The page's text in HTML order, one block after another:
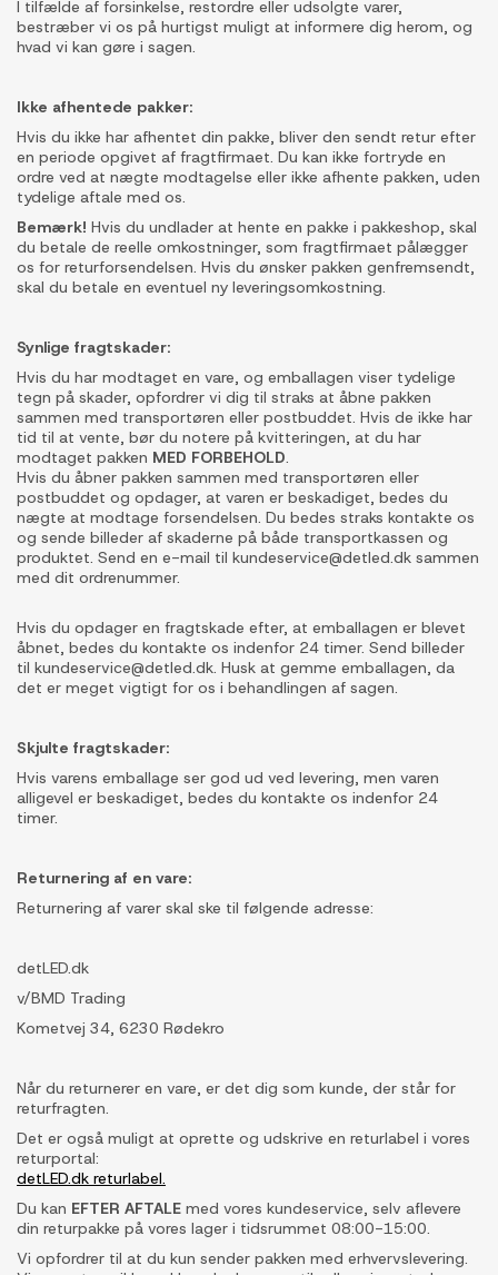
I tilfælde af forsinkelse, restordre eller udsolgte varer,
bestræber vi os på hurtigst muligt at informere dig herom, og
hvad vi kan gøre i sagen.
Ikke afhentede pakker:
Hvis du ikke har afhentet din pakke, bliver den sendt retur efter
en periode opgivet af fragtfirmaet. Du kan ikke fortryde en
ordre ved at nægte modtagelse eller ikke afhente pakken, uden
tydelige aftale med os.
Bemærk! Hvis du undlader at hente en pakke i pakkeshop, skal
du betale de reelle omkostninger, som fragtfirmaet pålægger
os for returforsendelsen. Hvis du ønsker pakken genfremsendt,
skal du betale en eventuel ny leveringsomkostning.
Synlige fragtskader:
Hvis du har modtaget en vare, og emballagen viser tydelige
tegn på skader, opfordrer vi dig til straks at åbne pakken
sammen med transportøren eller postbuddet. Hvis de ikke har
tid til at vente, bør du notere på kvitteringen, at du har
modtaget pakken MED FORBEHOLD.
Hvis du åbner pakken sammen med transportøren eller
postbuddet og opdager, at varen er beskadiget, bedes du
nægte at modtage forsendelsen. Du bedes straks kontakte os
og sende billeder af skaderne på både transportkassen og
produktet. Send en e-mail til kundeservice@detled.dk sammen
med dit ordrenummer.
Hvis du opdager en fragtskade efter, at emballagen er blevet
åbnet, bedes du kontakte os indenfor 24 timer. Send billeder
til kundeservice@detled.dk. Husk at gemme emballagen, da
det er meget vigtigt for os i behandlingen af sagen.
Skjulte fragtskader:
Hvis varens emballage ser god ud ved levering, men varen
alligevel er beskadiget, bedes du kontakte os indenfor 24
timer.
Returnering af en vare:
Returnering af varer skal ske til følgende adresse:
detLED.dk
v/BMD Trading
Kometvej 34, 6230 Rødekro
Når du returnerer en vare, er det dig som kunde, der står for
returfragten.
Det er også muligt at oprette og udskrive en returlabel i vores
returportal:
detLED.dk returlabel.
Du kan EFTER AFTALE med vores kundeservice, selv aflevere
din returpakke på vores lager i tidsrummet 08:00-15:00.
Vi opfordrer til at du kun sender pakken med erhvervslevering.